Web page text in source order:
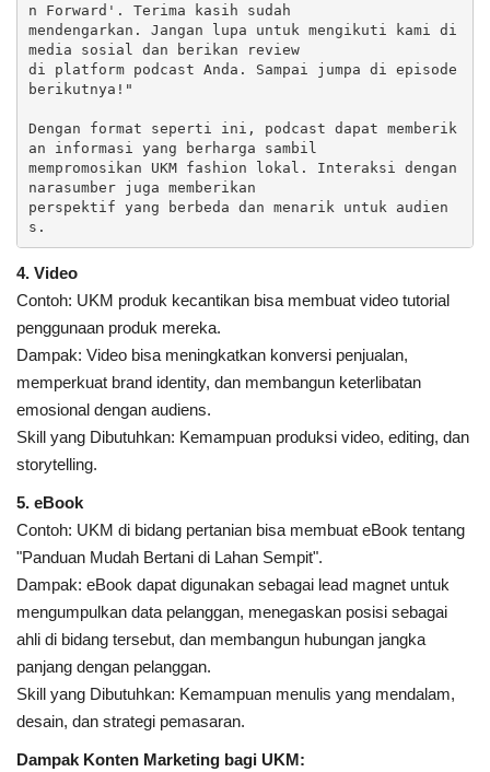
n Forward'. Terima kasih sudah
mendengarkan. Jangan lupa untuk mengikuti kami di
media sosial dan berikan review
di platform podcast Anda. Sampai jumpa di episode
berikutnya!"
Dengan format seperti ini, podcast dapat memberik
an informasi yang berharga sambil
mempromosikan UKM fashion lokal. Interaksi dengan
narasumber juga memberikan
perspektif yang berbeda dan menarik untuk audien
s.
4. Video
Contoh: UKM produk kecantikan bisa membuat video tutorial
penggunaan produk mereka.
Dampak: Video bisa meningkatkan konversi penjualan,
memperkuat brand identity, dan membangun keterlibatan
emosional dengan audiens.
Skill yang Dibutuhkan: Kemampuan produksi video, editing, dan
storytelling.
5. eBook
Contoh: UKM di bidang pertanian bisa membuat eBook tentang
"Panduan Mudah Bertani di Lahan Sempit".
Dampak: eBook dapat digunakan sebagai lead magnet untuk
mengumpulkan data pelanggan, menegaskan posisi sebagai
ahli di bidang tersebut, dan membangun hubungan jangka
panjang dengan pelanggan.
Skill yang Dibutuhkan: Kemampuan menulis yang mendalam,
desain, dan strategi pemasaran.
Dampak Konten Marketing bagi UKM: